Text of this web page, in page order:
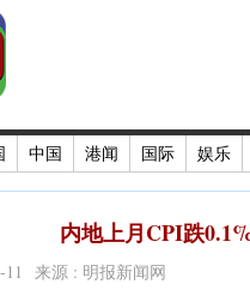
中国 港闻 国际 娱乐
内地上月CPI跌
11 来源 : 明报新闻网